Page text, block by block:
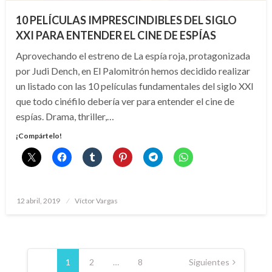
10 PELÍCULAS IMPRESCINDIBLES DEL SIGLO
XXI PARA ENTENDER EL CINE DE ESPÍAS
Aprovechando el estreno de La espía roja, protagonizada
por Judi Dench, en El Palomitrón hemos decidido realizar
un listado con las 10 películas fundamentales del siglo XXI
que todo cinéfilo debería ver para entender el cine de
espías. Drama, thriller,…
¡Compártelo!
Publicado
12 abril, 2019 Víctor Vargas
Paginación
1 2 … 8 Siguientes